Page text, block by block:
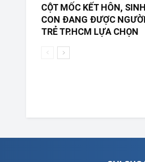
CỘT MỐC KẾT HÔN, SINH
CON ĐANG ĐƯỢC NGƯỜI
TRẺ TP.HCM LỰA CHỌN